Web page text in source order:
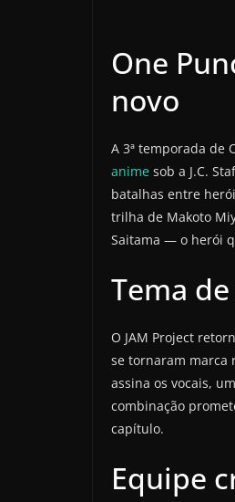
One
novo
A 3ª temporada de
anime sob a J.C.
batalhas entre
trilha de Makoto
Saitama — o herói
Tema
O JAM Project
se tornaram marca
assina os vocais,
combinação
capítulo.
Equipe